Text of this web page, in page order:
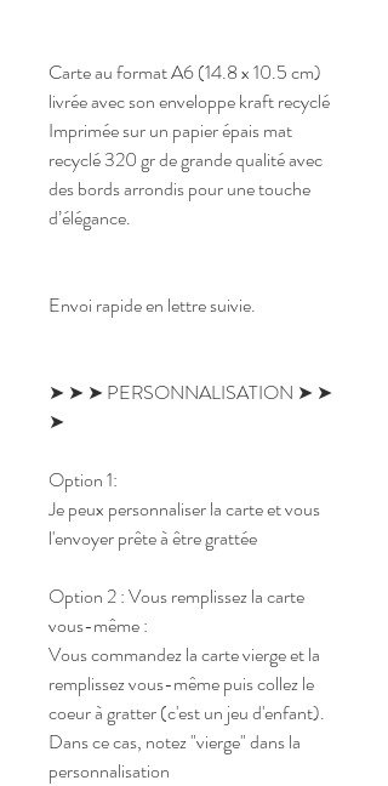
Carte au format A6 (14.8 x 10.5 cm)
livrée avec son enveloppe kraft recyclé
Imprimée sur un papier épais mat
recyclé 320 gr de grande qualité avec
des bords arrondis pour une touche
d’élégance.
Envoi rapide en lettre suivie.
➤ ➤ ➤ PERSONNALISATION ➤ ➤
➤
Option 1:
Je peux personnaliser la carte et vous
l'envoyer prête à être grattée
Option 2 : Vous remplissez la carte
vous-même :
Vous commandez la carte vierge et la
remplissez vous-même puis collez le
coeur à gratter (c'est un jeu d'enfant).
Dans ce cas, notez "vierge" dans la
personnalisation